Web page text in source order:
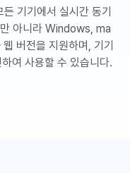
기기에서 실시간 동기
아니라 Windows, ma
버전을 지원하며, 기기
여 사용할 수 있습니다.